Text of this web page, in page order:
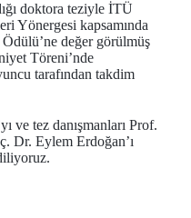
doktora teziyle İTÜ
Yönergesi kapsamında
Ödülü’ne değer görülmüş
Töreni’nde
tarafından takdim
ve tez danışmanları Prof.
Dr. Eylem Erdoğan’ı